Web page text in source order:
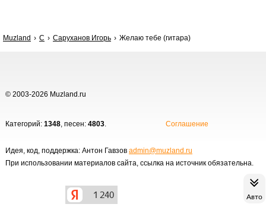
Авто
Muzland С Саруханов Игорь Желаю тебе (гитара)
© 2003-2026 Muzland.ru
Категорий: 1348, песен: 4803. Соглашение
Идея, код, поддержка: Антон Гавзов admin@muzland.ru
При использовании материалов сайта, ссылка на источник обязательна.